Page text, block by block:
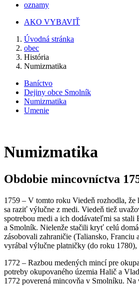
oznamy
AKO VYBAVIŤ
Úvodná stránka
obec
História
Numizmatika
Baníctvo
Dejiny obce Smolník
Numizmatika
Umenie
Numizmatika
Obdobie mincovníctva
1759 – V tomto roku Viedeň rozhodla, že
sa raziť výlučne z medi. Viedeň tiež
spotrebou medi a ich dodávateľmi sa stali
a Smolník. Nielenže stačili kryť celú
zásobovali zahraničie (Taliansko, Franciu
vyrábal výlučne platničky (do roku 1780),
1772 – Razbou medených mincí pre
potreby okupovaného územia Halič a
1772 poverená mincovňa v Smolníku. Na